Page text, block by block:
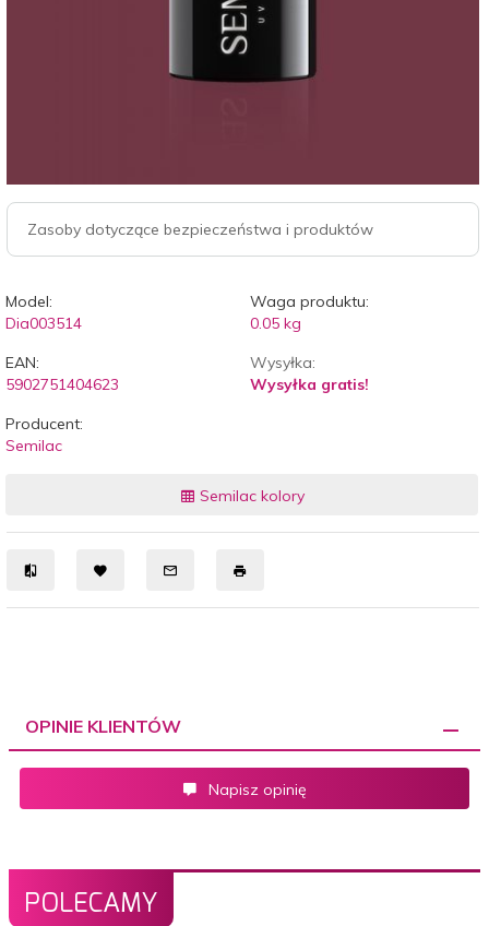
Zasoby dotyczące bezpieczeństwa i produktów
Model:
Dia003514
Waga produktu:
0.05 kg
EAN:
5902751404623
Wysyłka:
Wysyłka gratis!
Producent:
Semilac
Semilac kolory
OPINIE KLIENTÓW
Napisz opinię
POLECAMY